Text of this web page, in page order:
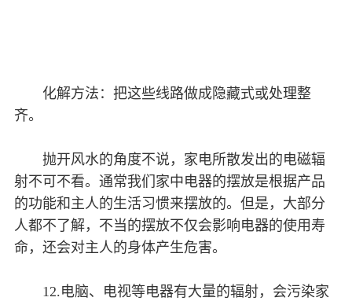
化解方法：把这些线路做成隐藏式或处理整
齐。
抛开风水的角度不说，家电所散发出的电磁辐
射不可不看。通常我们家中电器的摆放是根据产品
的功能和主人的生活习惯来摆放的。但是，大部分
人都不了解，不当的摆放不仅会影响电器的使用寿
命，还会对主人的身体产生危害。
12.电脑、电视等电器有大量的辐射，会污染家